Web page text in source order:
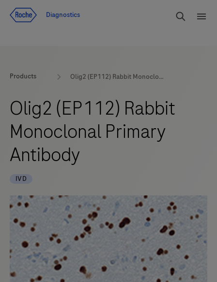
Diagnostics
Products Olig2 (EP112) Rabbit Monoclonal Primary Antibody
Olig2 (EP112) Rabbit
Monoclonal Primary
Antibody
IVD